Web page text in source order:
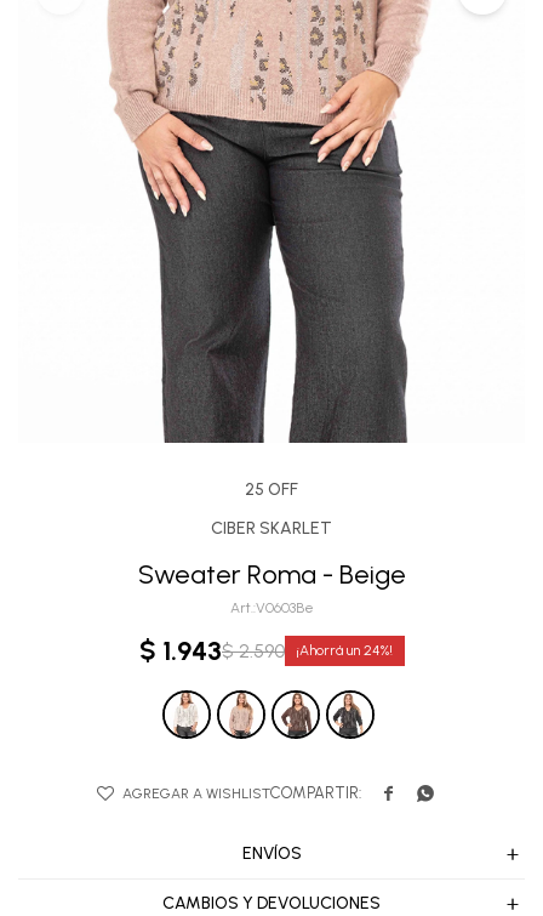
25 OFF
CIBER SKARLET
Sweater Roma - Beige
V0603Be
$ 1.943$ 2.590 24
 
ENVÍOS
CAMBIOS Y DEVOLUCIONES